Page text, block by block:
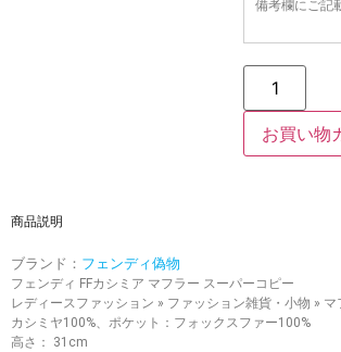
備考欄にご記
お買い物
商品説明
ブランド： フェンディ偽物
フェンディ FFカシミア マフラー スーパーコピー
レディースファッション » ファッション雑貨・小物 »
カシミヤ100%、ポケット：フォックスファー100%
高さ： 31cm